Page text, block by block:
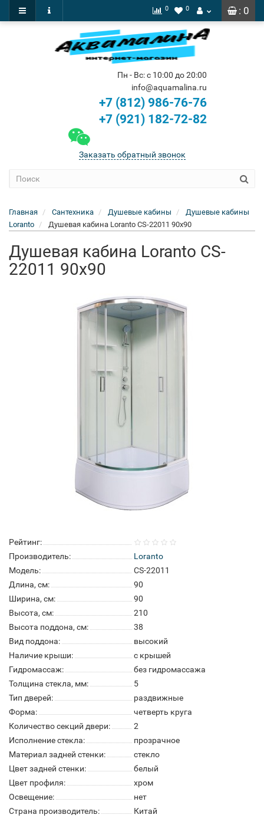
: 0
0 0
Пн - Вс: с 10:00 до 20:00
info@aquamalina.ru
+7 (812) 986-76-76
+7 (921) 182-72-82
Заказать обратный звонок
Главная Сантехника Душевые кабины
Душевые кабины
Loranto
Душевая кабина Loranto CS-22011 90x90
Душевая кабина Loranto CS-
22011 90x90
Рейтинг:
Производитель:
Loranto
Модель:
CS-22011
Длина, см:
90
Ширина, см:
90
Высота, см:
210
Высота поддона, см:
38
Вид поддона:
высокий
Наличие крыши:
с крышей
Гидромассаж:
без гидромассажа
Толщина стекла, мм:
5
Тип дверей:
раздвижные
Форма:
четверть круга
Количество секций двери:
2
Исполнение стекла:
прозрачное
Материал задней стенки:
стекло
Цвет задней стенки:
белый
Цвет профиля:
хром
Освещение:
нет
Страна производитель:
Китай